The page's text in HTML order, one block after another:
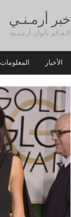
خبر أرمـنـي
الـعـالم بألوان أرمـنـية
الأخبار المعلومات